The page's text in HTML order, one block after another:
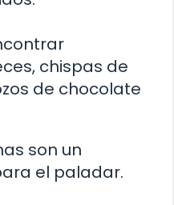
chispas de
de chocolate
son un
el paladar.